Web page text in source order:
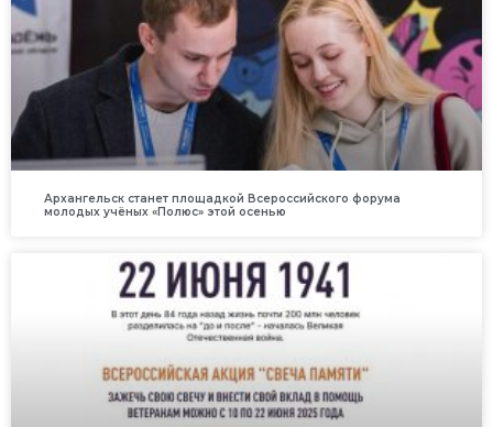
Архангельск станет площадкой Всероссийского форума
молодых учёных «Полюс» этой осенью